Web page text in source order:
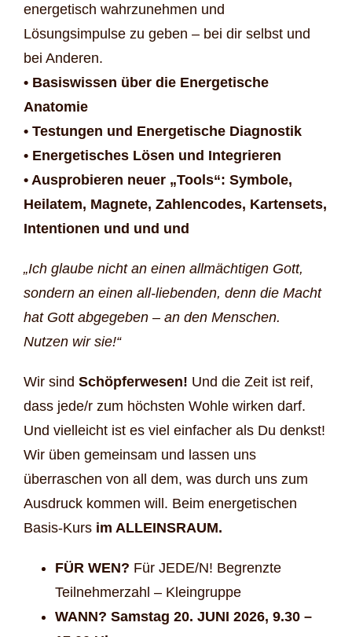
energetisch wahrzunehmen und
Lösungsimpulse zu geben – bei dir selbst und
bei Anderen.
• Basiswissen über die Energetische
Anatomie
• Testungen und Energetische Diagnostik
• Energetisches Lösen und Integrieren
• Ausprobieren neuer „Tools“: Symbole,
Heilatem, Magnete, Zahlencodes, Kartensets,
Intentionen und und und
„Ich glaube nicht an einen allmächtigen Gott,
sondern an einen all-liebenden, denn die Macht
hat Gott abgegeben – an den Menschen.
Nutzen wir sie!“
Wir sind Schöpferwesen! Und die Zeit ist reif,
dass jede/r zum höchsten Wohle wirken darf.
Und vielleicht ist es viel einfacher als Du denkst!
Wir üben gemeinsam und lassen uns
überraschen von all dem, was durch uns zum
Ausdruck kommen will. Beim energetischen
Basis-Kurs im ALLEINSRAUM.
FÜR WEN? Für JEDE/N! Begrenzte
Teilnehmerzahl – Kleingruppe
WANN? Samstag 20. JUNI 2026, 9.30 –